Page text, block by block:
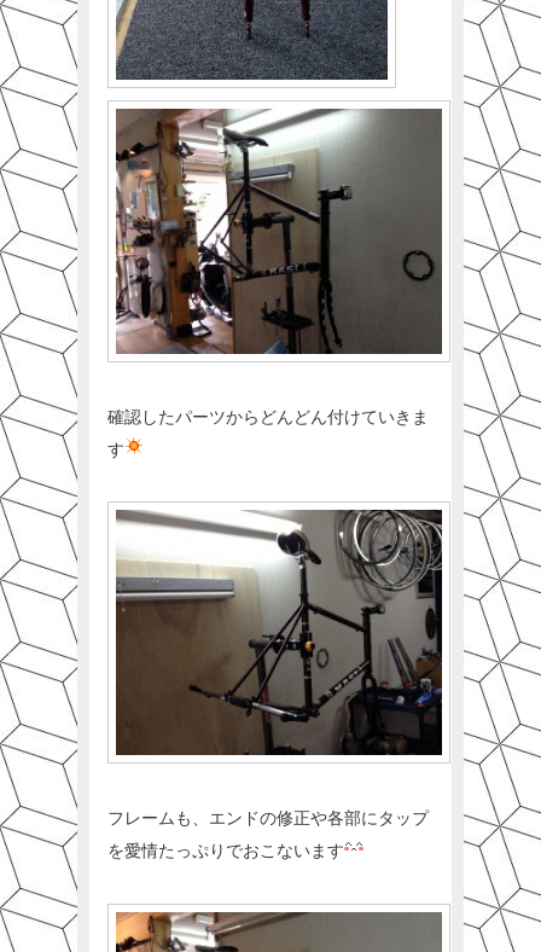
確認したパーツからどんどん付けていきま
す
フレームも、エンドの修正や各部にタップ
を愛情たっぷりでおこないます